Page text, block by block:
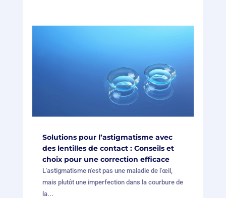
Solutions pour l’astigmatisme avec
des lentilles de contact : Conseils et
choix pour une correction efficace
L'astigmatisme n'est pas une maladie de l'œil,
mais plutôt une imperfection dans la courbure de
la...